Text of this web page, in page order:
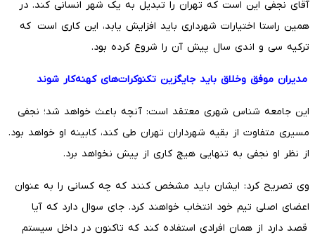
آقای نجفی این است که تهران را تبدیل به یک شهر انسانی کند. در
همین راستا اختیارات شهرداری باید افزایش یابد، این کاری است که
ترکیه سی و اندی سال پیش آن را شروع کرده بود.
مدیران موفق وخلاق باید جایگزین تکنوکرات‌های کهنه‌کار شوند
این جامعه شناس شهری معتقد است: آنچه باعث خواهد شد؛ نجفی
مسیری متفاوت از بقیه شهرداران تهران طی کند، کابینه‌ او خواهد بود.
از نظر او نجفی به تنهایی هیچ کاری از پیش نخواهد برد.
وی تصریح کرد: ایشان باید مشخص کنند که چه کسانی را به عنوان
اعضای اصلی تیم خود انتخاب خواهند کرد. جای سوال دارد که آیا
قصد دارد از همان افرادی استفاده کند که تاکنون در داخل سیستم